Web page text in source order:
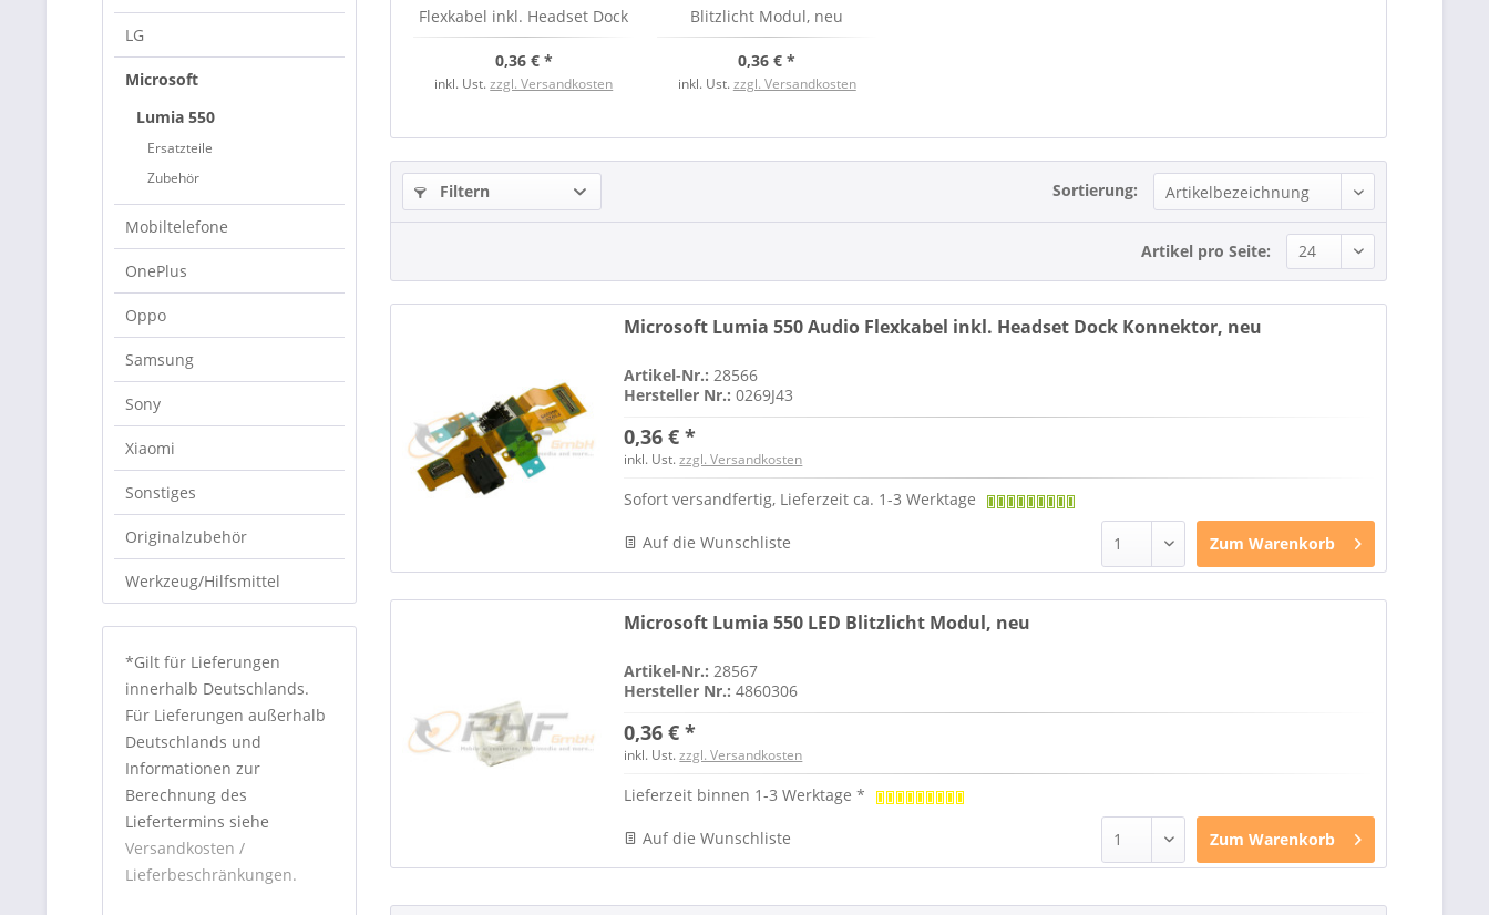
LG
Microsoft
Lumia 550
Ersatzteile
Zubehör
Mobiltelefone
OnePlus
Oppo
Samsung
Sony
Xiaomi
Sonstiges
Originalzubehör
Werkzeug/Hilfsmittel
*Gilt für Lieferungen
innerhalb Deutschlands.
Für Lieferungen außerhalb
Deutschlands und
Informationen zur
Berechnung des
Liefertermins siehe
Versandkosten /
Lieferbeschränkungen.
Flexkabel inkl. Headset Dock
Konnektor, neu
0,36 € *
inkl. Ust.zzgl. Versandkosten
Blitzlicht Modul, neu
0,36 € *
inkl. Ust.zzgl. Versandkosten
Filtern Sortierung:
Artikel pro Seite:
Microsoft Lumia 550 Audio Flexkabel inkl. Headset Dock Konnektor, neu
Artikel-Nr.:28566
Hersteller Nr.:0269J43
0,36 € *
inkl. Ust.zzgl. Versandkosten
Sofort versandfertig, Lieferzeit ca. 1-3 Werktage
Zum Warenkorb
Auf die Wunschliste
Microsoft Lumia 550 LED Blitzlicht Modul, neu
Artikel-Nr.: 28567
Hersteller Nr.:4860306
0,36 € *
inkl. Ust.zzgl. Versandkosten
Lieferzeit binnen 1-3 Werktage *
Zum Warenkorb
Auf die Wunschliste